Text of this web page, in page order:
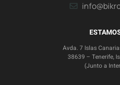
Avda. 7 Islas
38639 – Tenerife,
(Junto a